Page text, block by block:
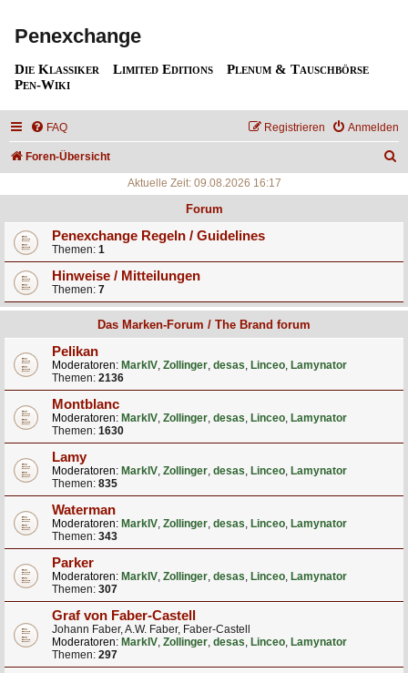
Penexchange
Die Klassiker Limited Editions
Plenum & Tauschbörse
Pen-Wiki
FAQ Anmelden
Registrieren
Foren-Übersicht
Aktuelle Zeit: 09.08.2026 16:17
Forum
Penexchange Regeln / Guidelines
Themen: 1
Hinweise / Mitteilungen
Themen: 7
Das Marken-Forum / The Brand forum
Pelikan
Moderatoren: MarkIV, Zollinger, desas, Linceo, Lamynator
Themen: 2136
Montblanc
Moderatoren: MarkIV, Zollinger, desas, Linceo, Lamynator
Themen: 1630
Lamy
Moderatoren: MarkIV, Zollinger, desas, Linceo, Lamynator
Themen: 835
Waterman
Moderatoren: MarkIV, Zollinger, desas, Linceo, Lamynator
Themen: 343
Parker
Moderatoren: MarkIV, Zollinger, desas, Linceo, Lamynator
Themen: 307
Graf von Faber-Castell
Johann Faber, A.W. Faber, Faber-Castell
Moderatoren: MarkIV, Zollinger, desas, Linceo, Lamynator
Themen: 297